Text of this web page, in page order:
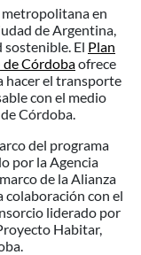
metropolitana en
de Argentina,
El Plan
Córdobaofrece
hacer el transporte
con el medio
Córdoba.
del programa
por la Agencia
de la Alianza
colaboración con el
liderado por
Habitar,